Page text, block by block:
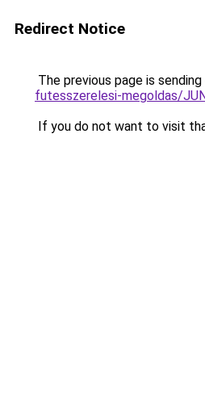
Redirect Notice
The previous page is
futesszerelesi-megoldas/
If you do not want to visit